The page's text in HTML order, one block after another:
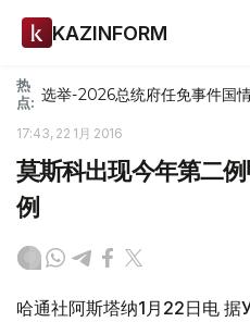
KAZINFORM
热
点: 选举-2026总统府任免事件国
17:43, 22 1月 2016
莫斯科出现今年第二
例
哈通社阿斯塔纳1月22日电